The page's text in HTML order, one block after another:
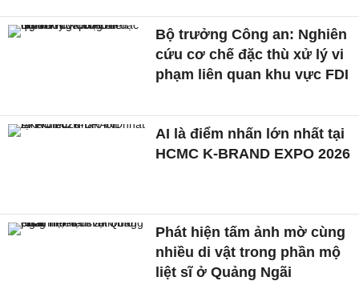
Bộ trưởng Công an: Nghiên
cứu cơ chế đặc thù xử lý vi
phạm liên quan khu vực FDI
AI là điểm nhấn lớn nhất tại
HCMC K-BRAND EXPO 2026
Phát hiện tấm ảnh mờ cùng
nhiều di vật trong phần mộ
liệt sĩ ở Quảng Ngãi